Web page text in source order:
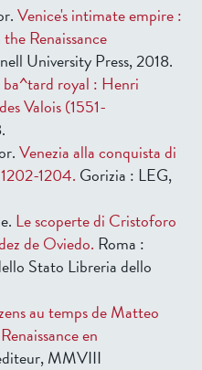
Venice's intimate empire :
Renaissance
University Press, 2018.
ba^tard royal : Henri
Valois (1551-
Venezia alla conquista di
1204. Gorizia : LEG,
Le scoperte di Cristoforo
de Oviedo. Roma :
Stato Libreria dello
au temps de Matteo
en
MMVIII